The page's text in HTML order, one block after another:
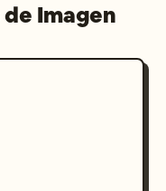
Imagen